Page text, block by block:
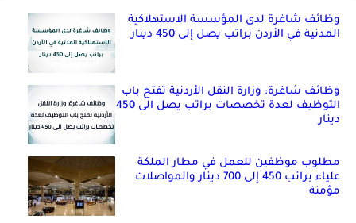
وظائف شاغرة لدى المؤسسة الاستهلاكية
المدنية في الأردن براتب يصل إلى 450 دينار
وظائف شاغرة: وزارة النقل الأردنية تفتح باب
التوظيف لعدة تخصصات براتب يصل الى 450
دينار
مطلوب موظفين للعمل في مطار الملكة
علياء براتب 450 إلى 700 دينار والمواصلات
مؤمنة